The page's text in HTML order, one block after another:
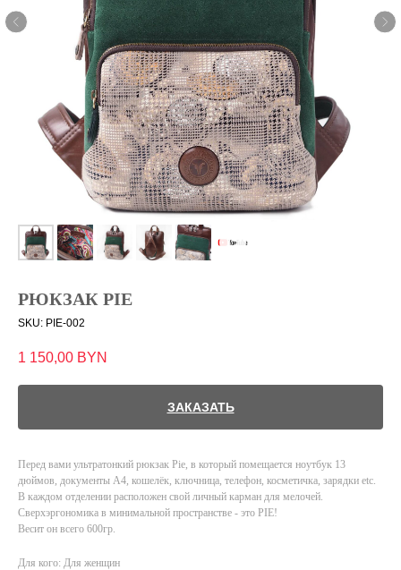
РЮКЗАК PIE
SKU: PIE-002
1 150,00 BYN
ЗАКАЗАТЬ
Перед вами ультратонкий рюкзак Pie, в который помещается ноутбук 13
дюймов, документы А4, кошелёк, ключница, телефон, косметичка, зарядки etc.
В каждом отделении расположен свой личный карман для мелочей.
Сверхэргономика в минимальной пространстве - это PIE!
Весит он всего 600гр.
Для кого: Для женщин